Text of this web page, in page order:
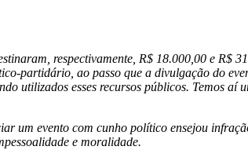
respectivamente, R$ 18.000,00 e R$
partidário, ao passo que a divulgação do
utilizados esses recursos públicos. Temos
um evento com cunho político ensejou
e moralidade.